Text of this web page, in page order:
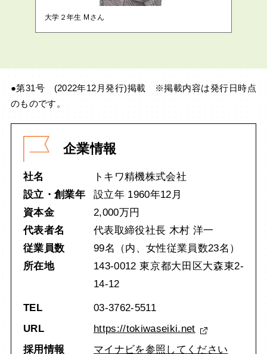
大学２年生 Mさん
●第31号 (2022年12月発行)掲載 ※掲載内容は発行日時点
のものです。
企業情報
社名
トキワ精機株式会社
設立・創業年
設立年 1960年12月
資本金
2,000万円
代表者名
代表取締役社長 木村 洋一
従業員数
99名（内、女性従業員数23名）
所在地
143-0012 東京都大田区大森東2-
14-12
TEL
03-3762-5511
URL
https://tokiwaseiki.net
採用情報
マイナビを参照してください